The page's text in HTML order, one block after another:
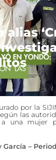
alias
por la
las
una mujer
García –